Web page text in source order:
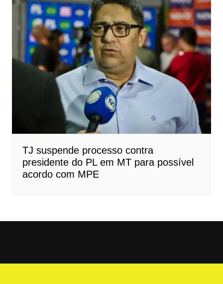
TJ suspende processo contra
presidente do PL em MT para possível
acordo com MPE